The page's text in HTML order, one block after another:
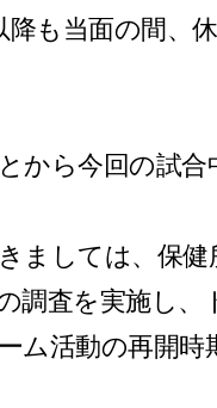
降も当面の間、
から今回の試合
ましては、保健
調査を実施し、
ム活動の再開時